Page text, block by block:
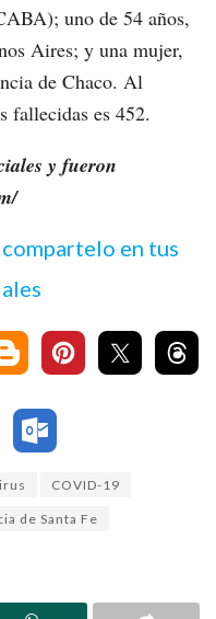
uno de 54 años,
Aires; y una mujer,
de Chaco. Al
fallecidas es 452.
y fueron
en tus
COVID-19
de Santa Fe